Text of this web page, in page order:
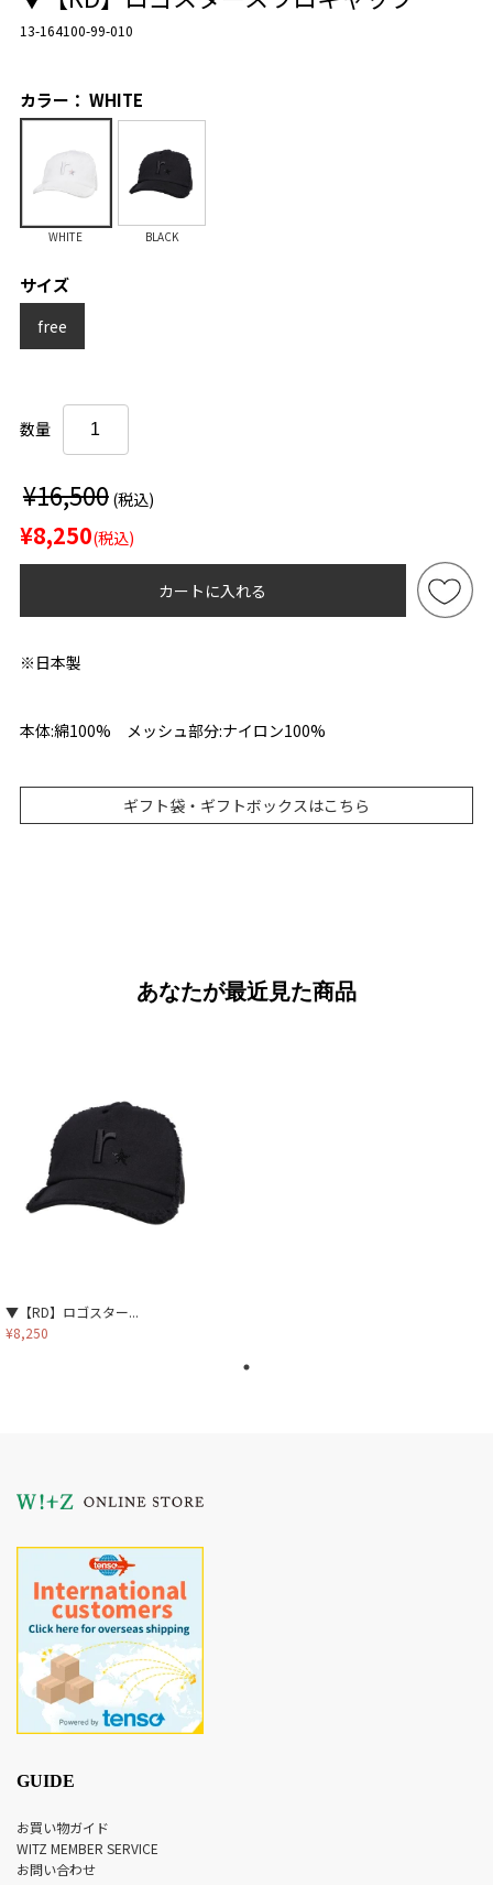
13-164100-99-010
カラー： WHITE
WHITE BLACK
サイズ
free
数量
¥16,500 (税込)
¥8,250(税込)
カートに入れる
※日本製
本体:綿100% メッシュ部分:ナイロン100%
ギフト袋・ギフトボックスはこちら
あなたが最近見た商品
▼【RD】ロゴスター...
¥8,250
GUIDE
お買い物ガイド
WITZ MEMBER SERVICE
お問い合わせ